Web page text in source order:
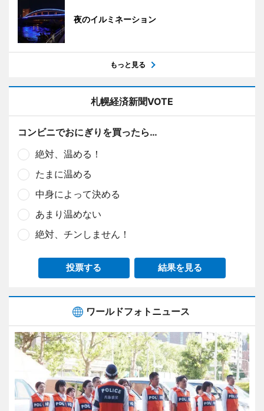
夜のイルミネーション
もっと見る
札幌経済新聞VOTE
コンビニでおにぎりを買ったら…
絶対、温める！
たまに温める
中身によって決める
あまり温めない
絶対、チンしません！
投票する 結果を見る
ワールドフォトニュース